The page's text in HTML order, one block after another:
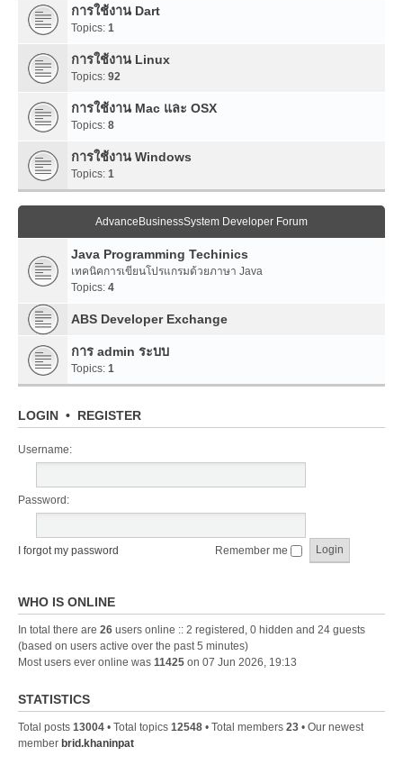
การใช้งาน Dart
Topics: 1
การใช้งาน Linux
Topics: 92
การใช้งาน Mac และ OSX
Topics: 8
การใช้งาน Windows
Topics: 1
AdvanceBusinessSystem Developer Forum
Java Programming Techinics
เทคนิคการเขียนโปรแกรมด้วยภาษา Java
Topics: 4
ABS Developer Exchange
การ admin ระบบ
Topics: 1
LOGIN • REGISTER
Username:
Password:
I forgot my password Remember me
WHO IS ONLINE
In total there are 26 users online :: 2 registered, 0 hidden and 24 guests
(based on users active over the past 5 minutes)
Most users ever online was 11425 on 07 Jun 2026, 19:13
STATISTICS
Total posts 13004 • Total topics 12548 • Total members 23 • Our newest
member brid.khaninpat